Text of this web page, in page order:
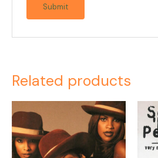
Related products